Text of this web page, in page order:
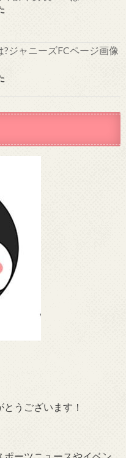
ジャニーズFCページ画像
うございます！